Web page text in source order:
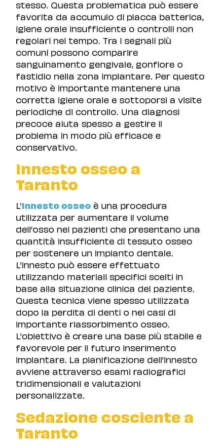
stesso. Questa problematica può essere
favorita da accumulo di placca batterica,
igiene orale insufficiente o controlli non
regolari nel tempo. Tra i segnali più
comuni possono comparire
sanguinamento gengivale, gonfiore o
fastidio nella zona implantare. Per questo
motivo è importante mantenere una
corretta igiene orale e sottoporsi a visite
periodiche di controllo. Una diagnosi
precoce aiuta spesso a gestire il
problema in modo più efficace e
conservativo.
Innesto osseo a
Taranto
L’innesto osseo è una procedura
utilizzata per aumentare il volume
dell’osso nei pazienti che presentano una
quantità insufficiente di tessuto osseo
per sostenere un impianto dentale.
L’innesto può essere effettuato
utilizzando materiali specifici scelti in
base alla situazione clinica del paziente.
Questa tecnica viene spesso utilizzata
dopo la perdita di denti o nei casi di
importante riassorbimento osseo.
L’obiettivo è creare una base più stabile e
favorevole per il futuro inserimento
implantare. La pianificazione dell’innesto
avviene attraverso esami radiografici
tridimensionali e valutazioni
personalizzate.
Sedazione cosciente a
Taranto